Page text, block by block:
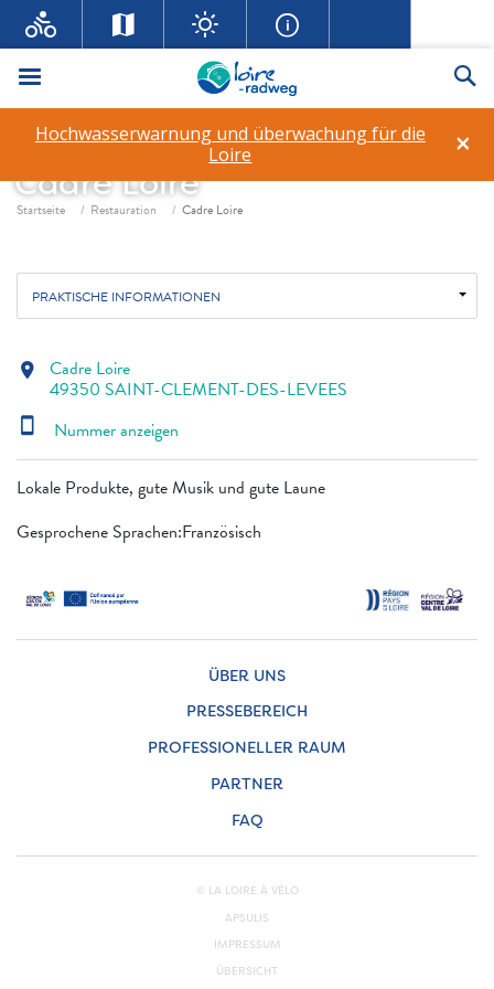
Menü
×
Hochwasserwarnung und überwachung für die
Loire
Cadre Loire
Fil d'ariane
Startseite Restauration Cadre Loire
PRAKTISCHE INFORMATIONEN
Lokale Produkte, gute Musik und gute Laune
Gesprochene Sprachen:Französisch
location_on Cadre Loire
49350 SAINT-CLEMENT-DES-LEVEES
smartphone Nummer anzeigen
ÜBER UNS
PRESSEBEREICH
PROFESSIONELLER RAUM
PARTNER
FAQ
© LA LOIRE À VÉLO
APSULIS
IMPRESSUM
ÜBERSICHT